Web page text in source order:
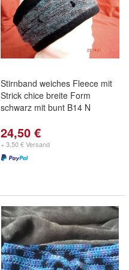
Stirnband weiches Fleece mit
Strick chice breite Form
schwarz mit bunt B14 N
24,50 €
+ 3,50 € Versand